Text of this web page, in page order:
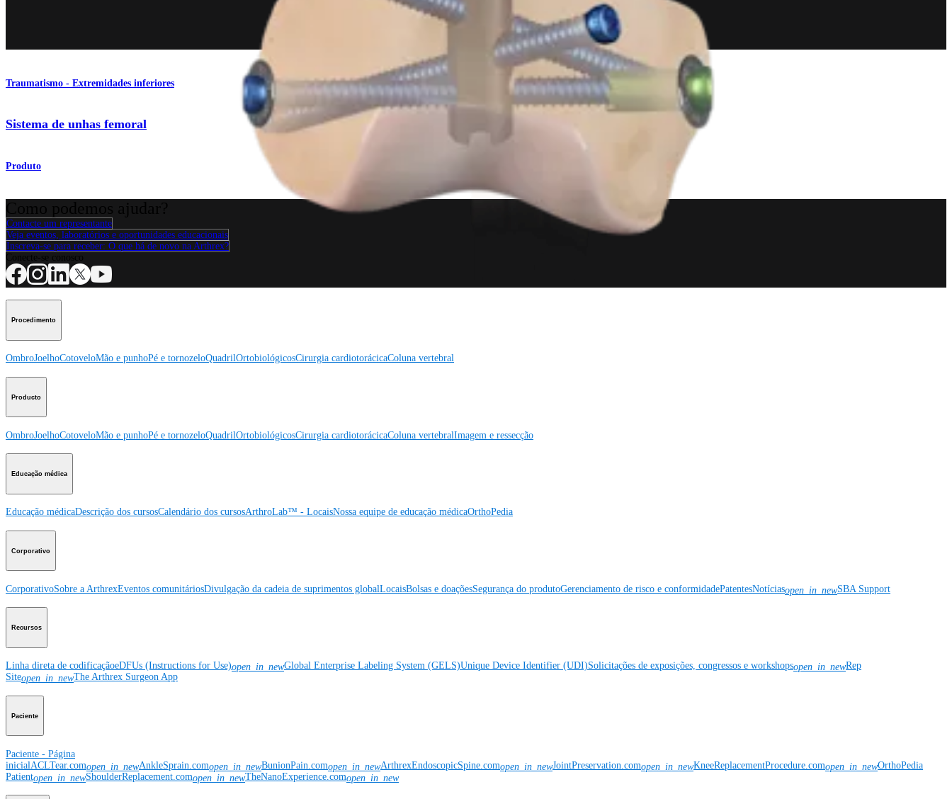
Traumatismo - Extremidades inferiores
Sistema de unhas femoral
Produto
Contacte um representante
Veja eventos, laboratórios e oportunidades educacionais
Inscreva-se para receber: O que há de novo na Arthrex?
Procedimento
OmbroJoelhoCotoveloMão e punhoPé e tornozeloQuadrilOrtobiológicosCirurgia cardiotorácicaColuna vertebral
Producto
OmbroJoelhoCotoveloMão e punhoPé e tornozeloQuadrilOrtobiológicosCirurgia cardiotorácicaColuna vertebralImagem e ressecção
Educação médica
Educação médicaDescrição dos cursosCalendário dos cursosArthroLab™ - LocaisNossa equipe de educação médicaOrthoPedia
Corporativo
CorporativoSobre a ArthrexEventos comunitáriosDivulgação da cadeia de suprimentos globalLocaisBolsas e doaçõesSegurança do produtoGerenciamento de risco e conformidadePatentesNotíciasopen_in_newSBA Support
Recursos
Linha direta de codificaçãoeDFUs (Instructions for Use)open_in_newGlobal Enterprise Labeling System (GELS)Unique Device Identifier (UDI)Solicitações de exposições, congressos e workshopsopen_in_newRep
Siteopen_in_newThe Arthrex Surgeon App
Paciente
Paciente - Página
inicial ACLTear.comopen_in_newAnkleSprain.comopen_in_newBunionPain.comopen_in_newArthrexEndoscopicSpine.comopen_in_newJointPreservation.comopen_in_newKneeReplacementProcedure.comopen_in_newOrthoPedia
Patientopen_in_newShoulderReplacement.comopen_in_newTheNanoExperience.comopen_in_new